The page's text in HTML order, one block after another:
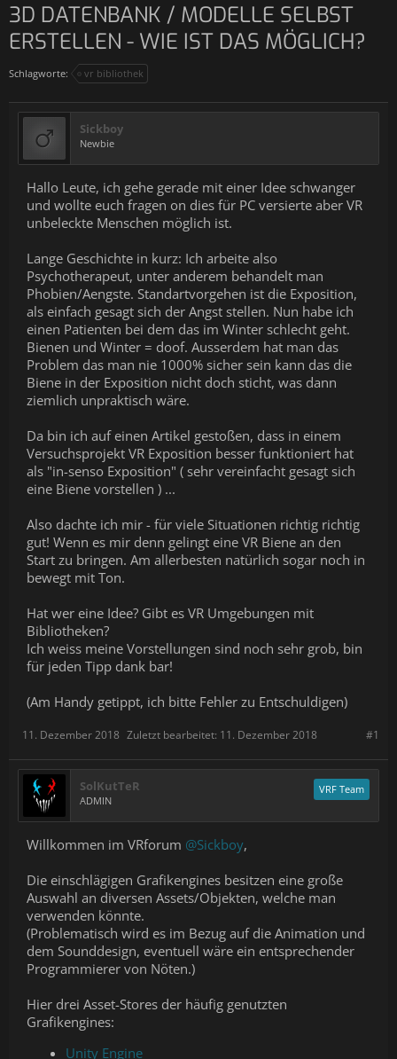
3D DATENBANK / MODELLE SELBST
ERSTELLEN - WIE IST DAS MÖGLICH?
Schlagworte: vr bibliothek
Sickboy
Newbie
Hallo Leute, ich gehe gerade mit einer Idee schwanger
und wollte euch fragen on dies für PC versierte aber VR
unbeleckte Menschen möglich ist.
Lange Geschichte in kurz: Ich arbeite also
Psychotherapeut, unter anderem behandelt man
Phobien/Aengste. Standartvorgehen ist die Exposition,
als einfach gesagt sich der Angst stellen. Nun habe ich
einen Patienten bei dem das im Winter schlecht geht.
Bienen und Winter = doof. Ausserdem hat man das
Problem das man nie 1000% sicher sein kann das die
Biene in der Exposition nicht doch sticht, was dann
ziemlich unpraktisch wäre.
Da bin ich auf einen Artikel gestoßen, dass in einem
Versuchsprojekt VR Exposition besser funktioniert hat
als "in-senso Exposition" ( sehr vereinfacht gesagt sich
eine Biene vorstellen ) ...
Also dachte ich mir - für viele Situationen richtig richtig
gut! Wenn es mir denn gelingt eine VR Biene an den
Start zu bringen. Am allerbesten natürlich sogar noch in
bewegt mit Ton.
Hat wer eine Idee? Gibt es VR Umgebungen mit
Bibliotheken?
Ich weiss meine Vorstellungen sind noch sehr grob, bin
für jeden Tipp dank bar!
(Am Handy getippt, ich bitte Fehler zu Entschuldigen)
#1
11. Dezember 2018 Zuletzt bearbeitet: 11. Dezember 2018
SolKutTeR
ADMIN
VRF Team
Willkommen im VRforum @Sickboy,
Die einschlägigen Grafikengines besitzen eine große
Auswahl an diversen Assets/Objekten, welche man
verwenden könnte.
(Problematisch wird es im Bezug auf die Animation und
dem Sounddesign, eventuell wäre ein entsprechender
Programmierer von Nöten.)
Hier drei Asset-Stores der häufig genutzten
Grafikengines:
Unity Engine